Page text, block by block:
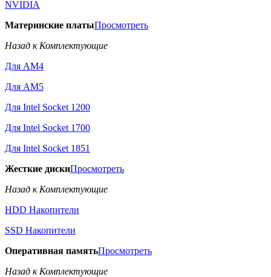
NVIDIA
Материнские платыПросмотреть
Назад к Комплектующие
Для AM4
Для AM5
Для Intel Socket 1200
Для Intel Socket 1700
Для Intel Socket 1851
Жесткие дискиПросмотреть
Назад к Комплектующие
HDD Накопители
SSD Накопители
Оперативная памятьПросмотреть
Назад к Комплектующие